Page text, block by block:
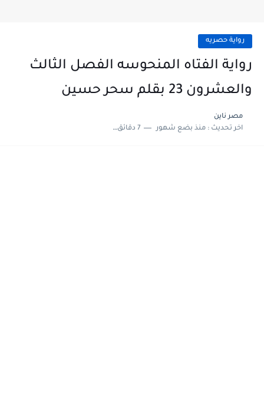
رواية حصريه
رواية الفتاه المنحوسه الفصل الثالث
والعشرون 23 بقلم سحر حسين
مصر ناين
اخر تحديث :منذ بضع شهور 7 دقائق للقراءة